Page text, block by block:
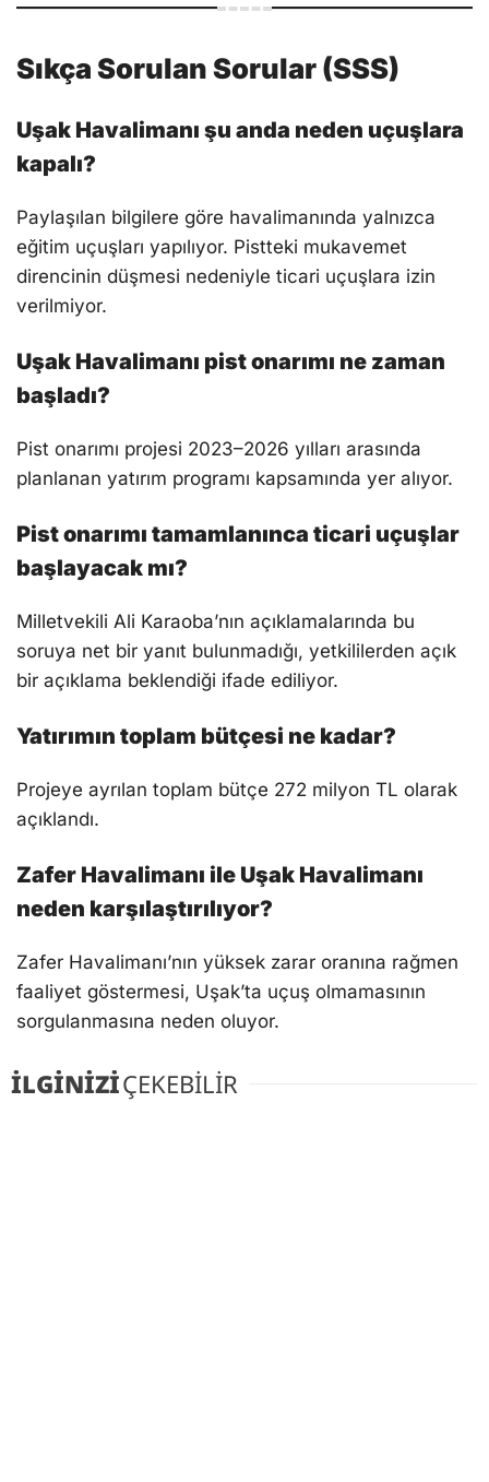
Sıkça Sorulan Sorular (SSS)
Uşak Havalimanı şu anda neden uçuşlara
kapalı?
Paylaşılan bilgilere göre havalimanında yalnızca
eğitim uçuşları yapılıyor. Pistteki mukavemet
direncinin düşmesi nedeniyle ticari uçuşlara izin
verilmiyor.
Uşak Havalimanı pist onarımı ne zaman
başladı?
Pist onarımı projesi 2023–2026 yılları arasında
planlanan yatırım programı kapsamında yer alıyor.
Pist onarımı tamamlanınca ticari uçuşlar
başlayacak mı?
Milletvekili Ali Karaoba’nın açıklamalarında bu
soruya net bir yanıt bulunmadığı, yetkililerden açık
bir açıklama beklendiği ifade ediliyor.
Yatırımın toplam bütçesi ne kadar?
Projeye ayrılan toplam bütçe 272 milyon TL olarak
açıklandı.
Zafer Havalimanı ile Uşak Havalimanı
neden karşılaştırılıyor?
Zafer Havalimanı’nın yüksek zarar oranına rağmen
faaliyet göstermesi, Uşak’ta uçuş olmamasının
sorgulanmasına neden oluyor.
İLGİNİZİÇEKEBİLİR